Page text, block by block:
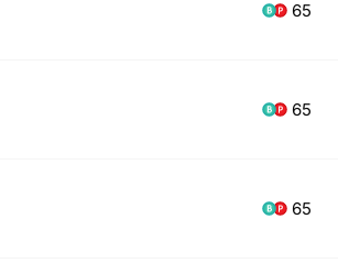
65
65
65